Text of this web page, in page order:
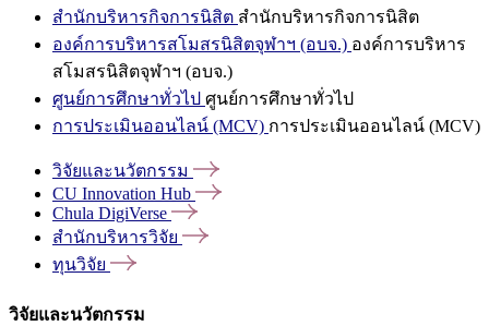
สำนักบริหารกิจการนิสิต สำนักบริหารกิจการนิสิต
องค์การบริหารสโมสรนิสิตจุฬาฯ (อบจ.) องค์การบริหาร
สโมสรนิสิตจุฬาฯ (อบจ.)
ศูนย์การศึกษาทั่วไป ศูนย์การศึกษาทั่วไป
การประเมินออนไลน์ (MCV) การประเมินออนไลน์ (MCV)
วิจัยและนวัตกรรม
CU Innovation Hub
Chula DigiVerse
สำนักบริหารวิจัย
ทุนวิจัย
วิจัยและนวัตกรรม